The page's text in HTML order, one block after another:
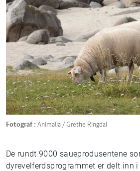
Fotograf : Animalia / Grethe Ringdal
De rundt 9000 saueprodusentene
dyrevelferdsprogrammet er delt inn